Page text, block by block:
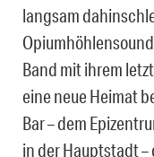
langsam
Band mit ihrem
eine neue Heimat
Bar – dem
in der Hauptstadt